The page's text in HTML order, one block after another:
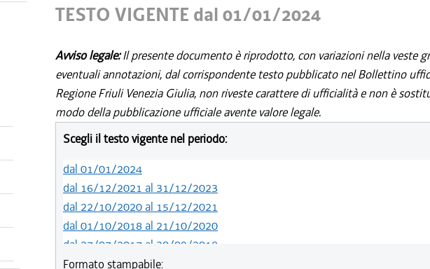
TESTO VIGENTE dal 01/01/2024
Avviso legale:Il presente documento è riprodotto, con variazioni nella veste
eventuali annotazioni, dal corrispondente testo pubblicato nel Bollettino
Regione Friuli Venezia Giulia, non riveste carattere di ufficialità e non è
modo della pubblicazione ufficiale avente valore legale.
Scegli il testo vigente nel periodo:
dal 01/01/2024
dal 16/12/2021 al 31/12/2023
dal 22/10/2020 al 15/12/2021
dal 01/10/2018 al 21/10/2020
dal 27/07/2017 al 30/09/2018
dal 15/12/2016 al 26/07/2017
Formato stampabile: